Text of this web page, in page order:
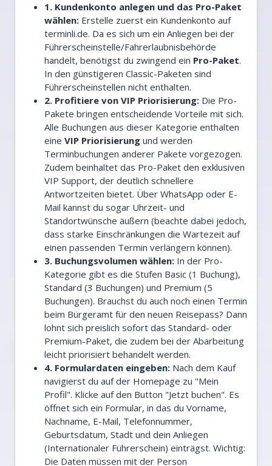
1. Kundenkonto anlegen und das Pro-Paket
wählen: Erstelle zuerst ein Kundenkonto auf
terminli.de. Da es sich um ein Anliegen bei der
Führerscheinstelle/Fahrerlaubnisbehörde
handelt, benötigst du zwingend ein Pro-Paket.
In den günstigeren Classic-Paketen sind
Führerscheinstellen nicht enthalten.
2. Profitiere von VIP Priorisierung: Die Pro-
Pakete bringen entscheidende Vorteile mit sich.
Alle Buchungen aus dieser Kategorie enthalten
eine VIP Priorisierung und werden
Terminbuchungen anderer Pakete vorgezogen.
Zudem beinhaltet das Pro-Paket den exklusiven
VIP Support, der deutlich schnellere
Antwortzeiten bietet. Über WhatsApp oder E-
Mail kannst du sogar Uhrzeit- und
Standortwünsche äußern (beachte dabei jedoch,
dass starke Einschränkungen die Wartezeit auf
einen passenden Termin verlängern können).
3. Buchungsvolumen wählen: In der Pro-
Kategorie gibt es die Stufen Basic (1 Buchung),
Standard (3 Buchungen) und Premium (5
Buchungen). Brauchst du auch noch einen Termin
beim Bürgeramt für den neuen Reisepass? Dann
lohnt sich preislich sofort das Standard- oder
Premium-Paket, die zudem bei der Abarbeitung
leicht priorisiert behandelt werden.
4. Formulardaten eingeben: Nach dem Kauf
navigierst du auf der Homepage zu "Mein
Profil". Klicke auf den Button "Jetzt buchen". Es
öffnet sich ein Formular, in das du Vorname,
Nachname, E-Mail, Telefonnummer,
Geburtsdatum, Stadt und dein Anliegen
(Internationaler Führerschein) einträgst. Wichtig:
Die Daten müssen mit der Person